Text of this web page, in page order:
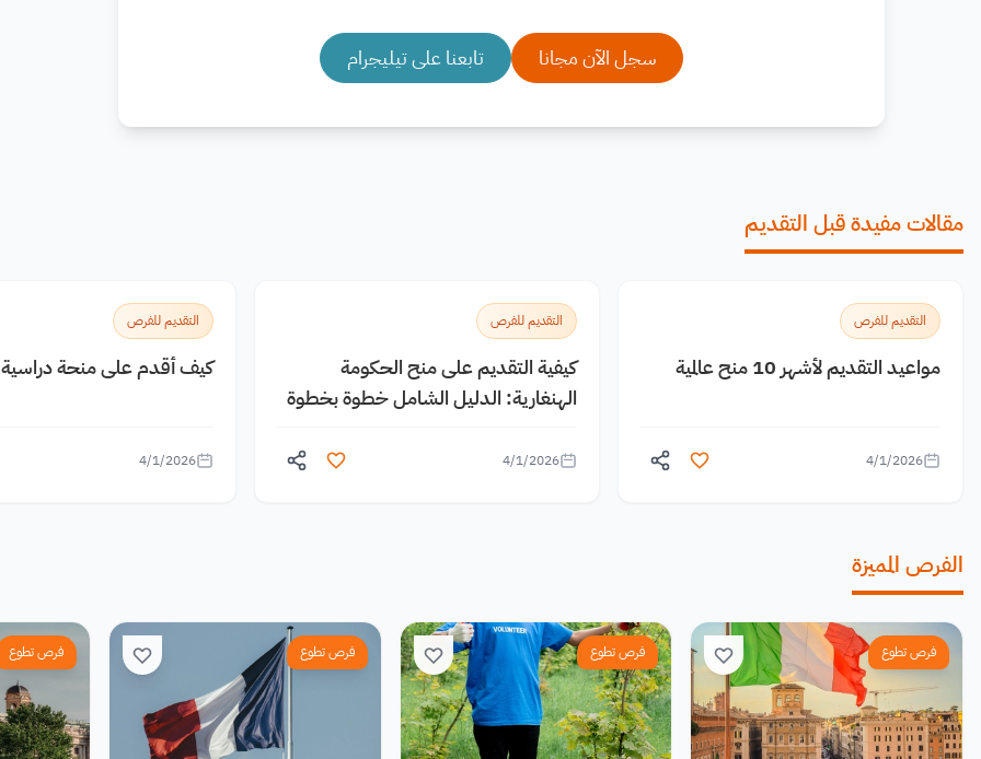
سجل الآن مجانا تابعنا على تيليجرام
مقالات مفيدة قبل التقديم
التقديم للفرص
مواعيد التقديم لأشهر 10 منح عالمية
4/1/2026
التقديم للفرص
كيفية التقديم على منح الحكومة
الهنغارية: الدليل الشامل خطوة بخطوة
4/1/2026
التقديم للفرص
كيف أقدم على منحة دراسية
4/1/2026
الفرص المميزة
فرص تطوع فرص تطوع فرص تطوع فرص تطوع